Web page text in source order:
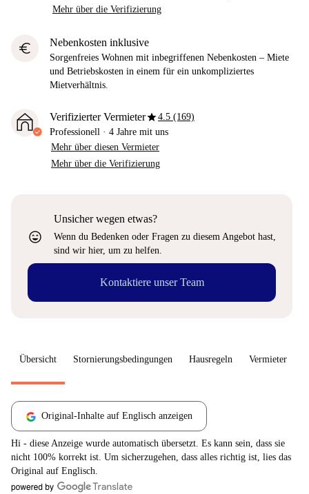
Mehr über die Verifizierung
euro Nebenkosten inklusive
Sorgenfreies Wohnen mit inbegriffenen Nebenkosten – Miete
und Betriebskosten in einem für ein unkompliziertes
Mietverhältnis.
Verifizierter Vermieterstar4.5 (169)
Professionell · 4 Jahre mit uns
Mehr über diesen Vermieter
Mehr über die Verifizierung
sentiment_very_satisfied
Unsicher wegen etwas?
Wenn du Bedenken oder Fragen zu diesem Angebot hast,
sind wir hier, um zu helfen.
Kontaktiere unser Team
Übersicht Stornierungsbedingungen Hausregeln Vermieter
Original-Inhalte auf Englisch anzeigen
Hi - diese Anzeige wurde automatisch übersetzt. Es kann sein, dass sie
nicht 100% korrekt ist. Um sicherzugehen, dass alles richtig ist, lies das
Original auf Englisch.